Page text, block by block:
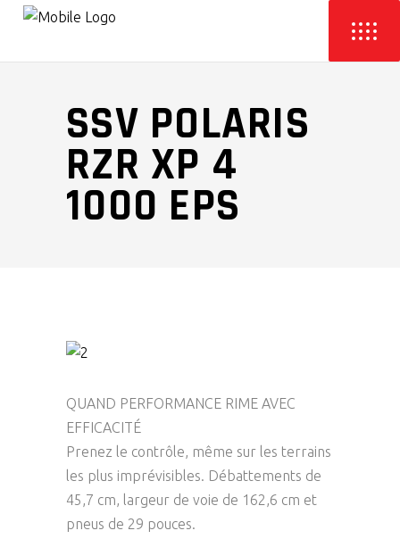
SSV POLARIS
RZR XP 4
1000 EPS
QUAND PERFORMANCE RIME AVEC
EFFICACITÉ
Prenez le contrôle, même sur les terrains
les plus imprévisibles. Débattements de
45,7 cm, largeur de voie de 162,6 cm et
pneus de 29 pouces.